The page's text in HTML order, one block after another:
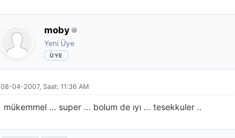
moby
Yeni Üye
08-04-2007, Saat: 11:36 AM
mükemmel ... super ... bolum de ıyı ... tesekkuler ..